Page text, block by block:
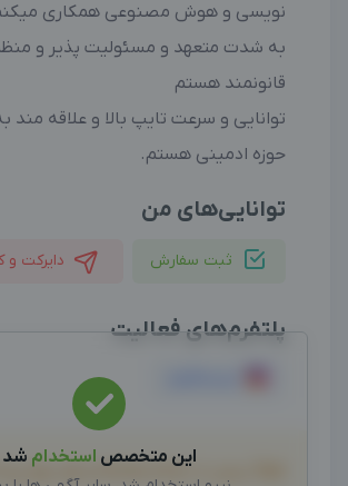
نویسی و هوش مصنوعی همکاری
به شدت متعهد و مسئولیت پذیر و
قانونمند هستم
توانایی و سرعت تایپ بالا و علاقه مند
حوزه ادمینی هستم.
توانایی‌های من
ثبت سفارش دایرکت و
پلتفرم‌های فعالیت
لطفاً پیش از انجام معامله و هر نوع
این متخصص استخدام شد